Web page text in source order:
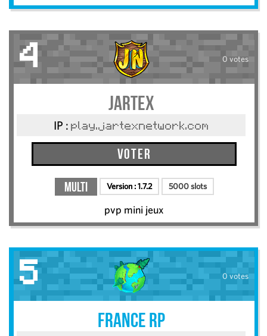
4 0 votes
jartex
IP : play.jartexnetwork.com
Voter
Multi Version :1.7.2 5000 slots
pvp mini jeux
5 0 votes
France RP